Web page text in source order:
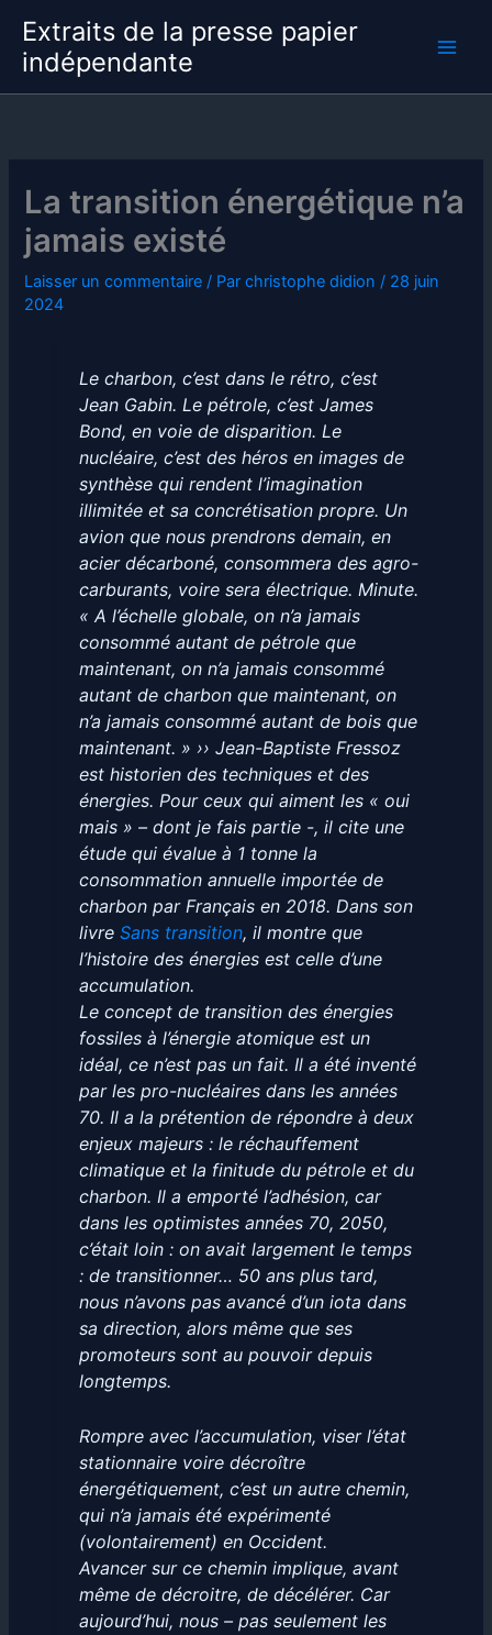
contenu
Extraits de la presse papier
indépendante
La transition énergétique n’a
jamais existé
Laisser un commentaire / Parchristophe didion / 28 juin
2024
Le charbon, c’est dans le rétro, c’est
Jean Gabin. Le pétrole, c’est James
Bond, en voie de disparition. Le
nucléaire, c’est des héros en images de
synthèse qui rendent l’imagination
illimitée et sa concrétisation propre. Un
avion que nous prendrons demain, en
acier décarboné, consommera des agro-
carburants, voire sera électrique. Minute.
« A l’échelle globale, on n’a jamais
consommé autant de pétrole que
maintenant, on n’a jamais consommé
autant de charbon que maintenant, on
n’a jamais consommé autant de bois que
maintenant. » ›› Jean-Baptiste Fressoz
est historien des techniques et des
énergies. Pour ceux qui aiment les « oui
mais » – dont je fais partie -, il cite une
étude qui évalue à 1 tonne la
consommation annuelle importée de
charbon par Français en 2018. Dans son
livre Sans transition, il montre que
l’histoire des énergies est celle d’une
accumulation.
Le concept de transition des énergies
fossiles à l’énergie atomique est un
idéal, ce n’est pas un fait. Il a été inventé
par les pro-nucléaires dans les années
70. Il a la prétention de répondre à deux
enjeux majeurs : le réchauffement
climatique et la finitude du pétrole et du
charbon. Il a emporté l’adhésion, car
dans les optimistes années 70, 2050,
c’était loin : on avait largement le temps
: de transitionner… 50 ans plus tard,
nous n’avons pas avancé d’un iota dans
sa direction, alors même que ses
promoteurs sont au pouvoir depuis
longtemps.
Rompre avec l’accumulation, viser l’état
stationnaire voire décroître
énergétiquement, c’est un autre chemin,
qui n’a jamais été expérimenté
(volontairement) en Occident.
Avancer sur ce chemin implique, avant
même de décroitre, de décélérer. Car
aujourd’hui, nous – pas seulement les